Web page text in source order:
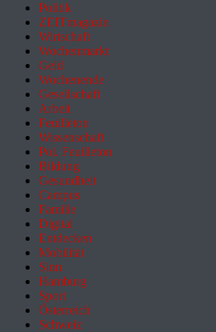
Politik
ZEITmagazin
Wirtschaft
Wochenmarkt
Geld
Wochenende
Gesellschaft
Arbeit
Feuilleton
Wissenschaft
Pol. Feuilleton
Bildung
Gesundheit
Campus
Familie
Digital
Entdecken
Mobilität
Sinn
Hamburg
Sport
Österreich
Schweiz